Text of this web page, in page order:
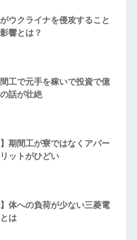
ウクライナを侵攻すること
響とは？
間工で元手を稼いで投資で億
話が壮絶
】期間工が寮ではなくアパー
ットがひどい
】体への負荷が少ない三菱電
は